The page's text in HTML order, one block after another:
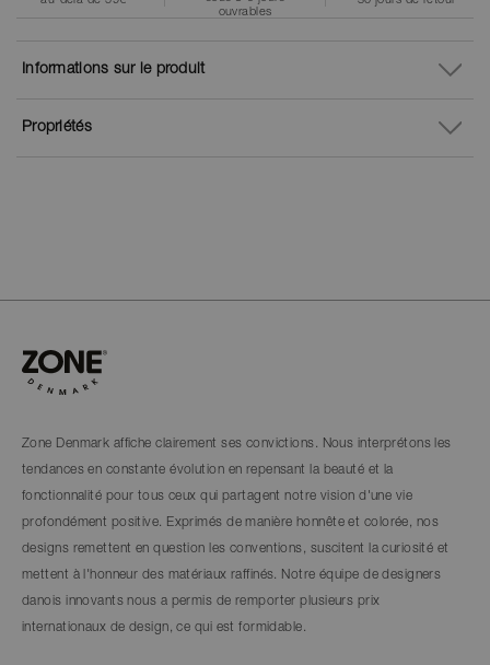
ouvrables
Propriétés
Informations sur le produit
Zone Denmark affiche clairement ses convictions. Nous interprétons les
tendances en constante évolution en repensant la beauté et la
fonctionnalité pour tous ceux qui partagent notre vision d'une vie
profondément positive. Exprimés de manière honnête et colorée, nos
designs remettent en question les conventions, suscitent la curiosité et
mettent à l'honneur des matériaux raffinés. Notre équipe de designers
danois innovants nous a permis de remporter plusieurs prix
internationaux de design, ce qui est formidable.